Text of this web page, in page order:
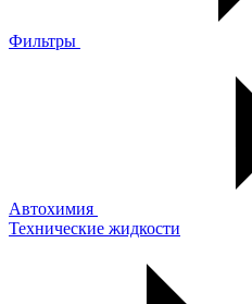
Фильтры
Автохимия
Технические жидкости